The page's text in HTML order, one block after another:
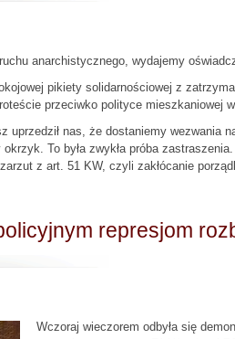
anarchistycznego, wydajemy
pikiety solidarnościowej z
przeciwko polityce mieszkaniowej
uprzedził nas, że dostaniemy wezwania
To była zwykła próba
z art. 51 KW, czyli zakłócanie
represjom
Wczoraj wieczorem odbyła się